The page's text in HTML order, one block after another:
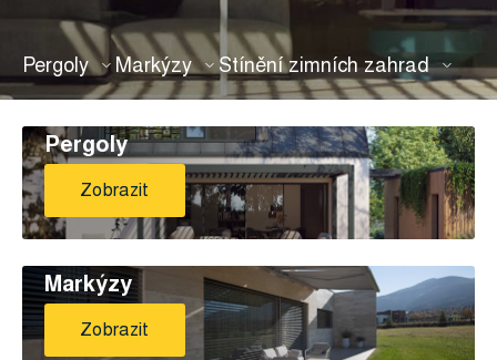
Pergoly Markýzy Stínění zimních zahrad
Pergoly
Zobrazit
Markýzy
Zobrazit